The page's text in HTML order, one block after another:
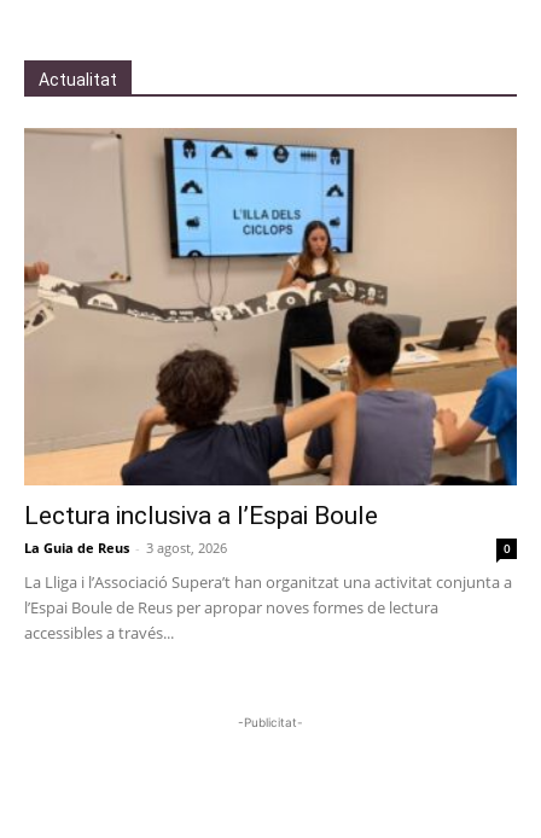
Actualitat
Lectura inclusiva a l’Espai Boule
La Guia de Reus - 3 agost, 2026 0
La Lliga i l’Associació Supera’t han organitzat una activitat conjunta a
l’Espai Boule de Reus per apropar noves formes de lectura
accessibles a través...
-Publicitat-